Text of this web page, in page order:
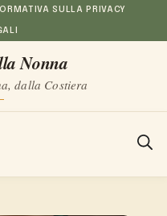
SULLA PRIVACY
Nonna
dalla Costiera